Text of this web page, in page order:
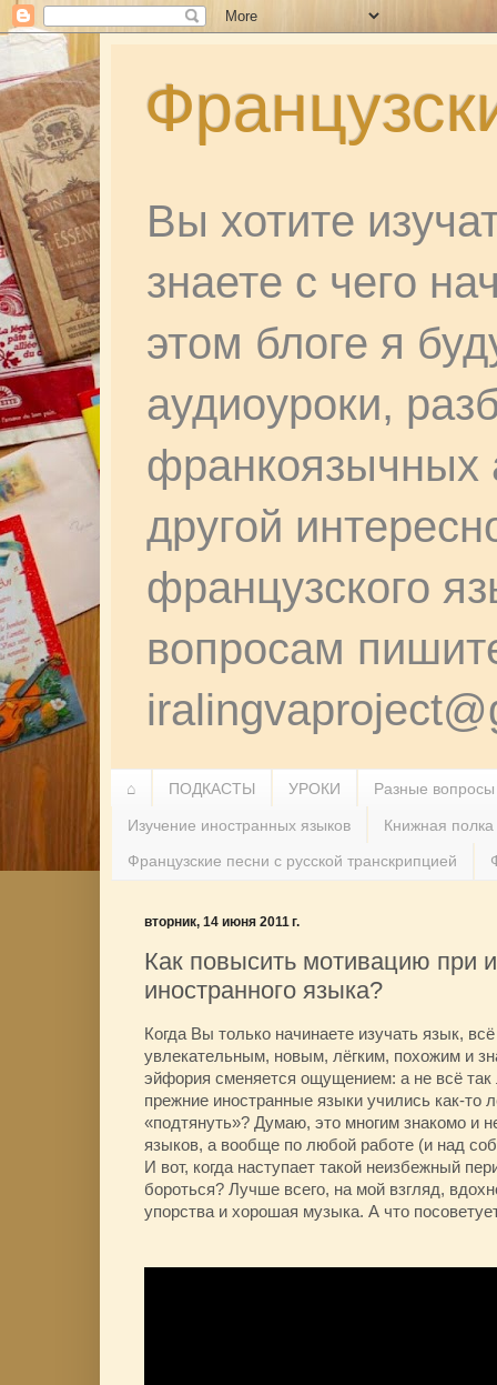
Вы хотите
знаете с чего
этом блоге я
аудиоуроки,
франкоязычных
другой
французского
вопросам
⌂ ПОДКАСТЫ УРОКИ Разные вопросы
Изучение иностранных языков Книжная полка
Французские песни с русской транскрипцией
вторник, 14 июня 2011 г.
Как повысить мотивацию при
иностранного языка?
Когда Вы только начинаете изучать язык,
увлекательным, новым, лёгким, похожим и
эйфория сменяется ощущением: а не всё так
прежние иностранные языки учились как-
«подтянуть»? Думаю, это многим знакомо и
языков, а вообще по любой работе (и над
И вот, когда наступает такой неизбежный
бороться? Лучше всего, на мой взгляд,
упорства и хорошая музыка. А что